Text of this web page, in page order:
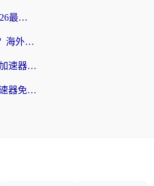
中国VPN评测：海外党2026最全回国加速器选择指南，告别地区限制不踩坑
雷神手游和hi龟龟好用吗？海外党亲测3款回国加速器，教你选对国外到国内加速器
在法国玩国内游戏用什么加速器？2026实测解决延迟卡顿的实用指南
海外党别愁！一键回国加速器免费版怎么选？从踩坑到流畅访问的全攻略